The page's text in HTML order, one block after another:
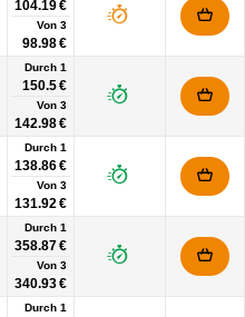
104.19 €
Von 3
98.98 €
Durch 1
150.5 €
Von 3
142.98 €
Durch 1
138.86 €
Von 3
131.92 €
Durch 1
358.87 €
Von 3
340.93 €
Durch 1